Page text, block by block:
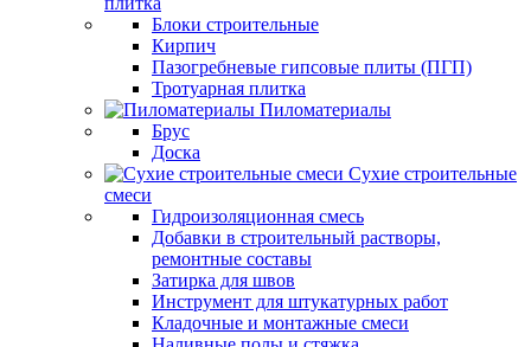
Блоки строительные
Кирпич
Пазогребневые гипсовые плиты (ПГП)
Тротуарная плитка
Пиломатериалы
Брус
Доска
Сухие строительные
смеси
Гидроизоляционная смесь
Добавки в строительный растворы,
ремонтные составы
Затирка для швов
Инструмент для штукатурных работ
Кладочные и монтажные смеси